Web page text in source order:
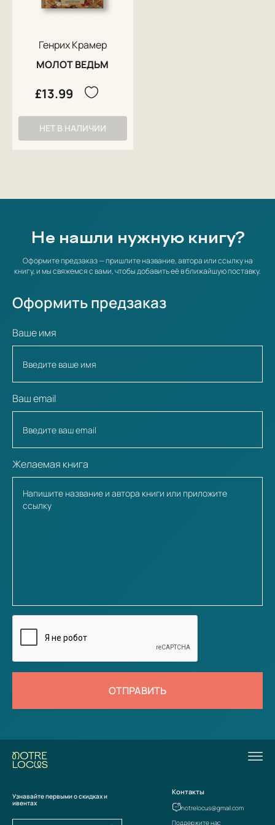
болезней и т. д. Генрих предостерегал от сокрытия ведьм и помощи им,
созданной им теории состояло в том, что по указанным признакам
можно было обвинить почти любого человека. Руководствуясь папской
буллой и пытая людей, он искал только виновных, не пытаясь никого
оправдать. В результате автор в 1490 году был сам осужден
Впоследствии Крамер переехал во владения Габсбургов: с 1488 года он
недолгого пребывания в Венеции, где он читал лекции по ведовству и в
1499 году выпустил трактат, критикующий позицию итальянского
Генрих Крамер
МОЛОТ ВЕДЬМ
£13.99
НЕТ В НАЛИЧИИ
Не нашли нужную книгу?
Оформите предзаказ — пришлите название, автора или ссылку на
книгу, и мы свяжемся с вами, чтобы добавить её в ближайшую поставку.
Оформить предзаказ
Ваше имя
Ваш email
Желаемая книга
ОТПРАВИТЬ
Узнавайте первыми о скидках и
ивентах
Контакты
notrelocus@gmail.com
Поддержите нас